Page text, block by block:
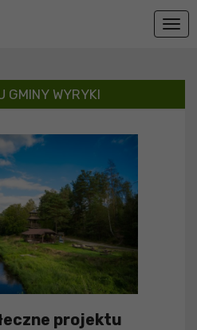
GMINY WYRYKI
projektu